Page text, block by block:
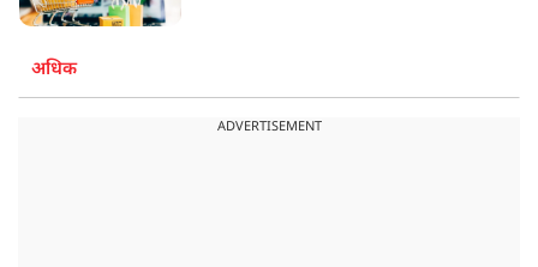
अधिक
ADVERTISEMENT